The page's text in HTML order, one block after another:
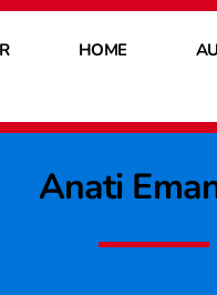
HOME
Anati